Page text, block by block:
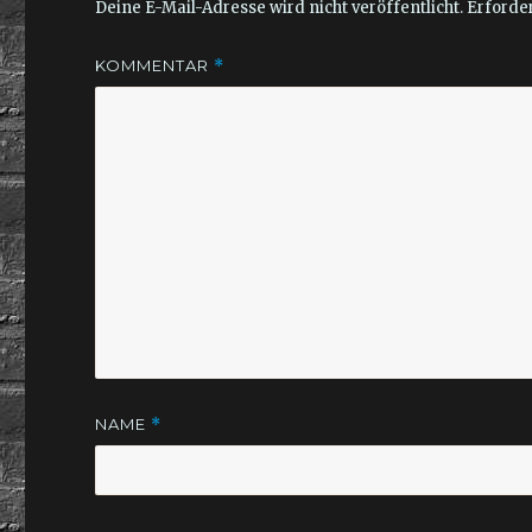
Deine E-Mail-Adresse wird nicht veröffentlicht.
KOMMENTAR *
NAME *